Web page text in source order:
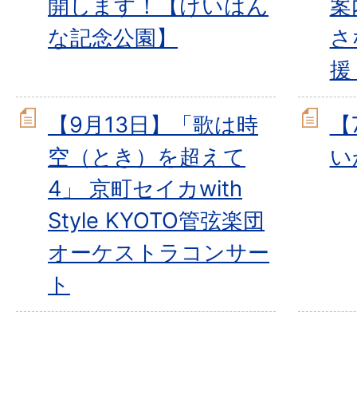
開します！【けいはん
な記念公園】
援
【9月13日】「歌は時
空（とき）を超えて
4」 京町セイカwith
Style KYOTO管弦楽団
オーケストラコンサー
ト